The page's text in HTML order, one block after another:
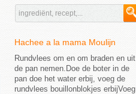
Hachee a la mama Moulijn
Rundvlees om en om braden en uit
de pan nemen.Doe de boter in de
pan doe het water erbij, voeg de
rundvlees bouillonblokjes erbijVoeg